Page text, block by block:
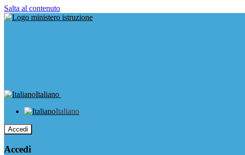
Salta al contenuto
Italiano
Italiano
Accedi
Accedi